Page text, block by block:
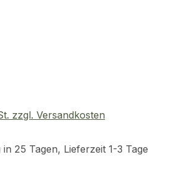
zzgl. Versandkosten
25 Tagen, Lieferzeit 1-3 Tage